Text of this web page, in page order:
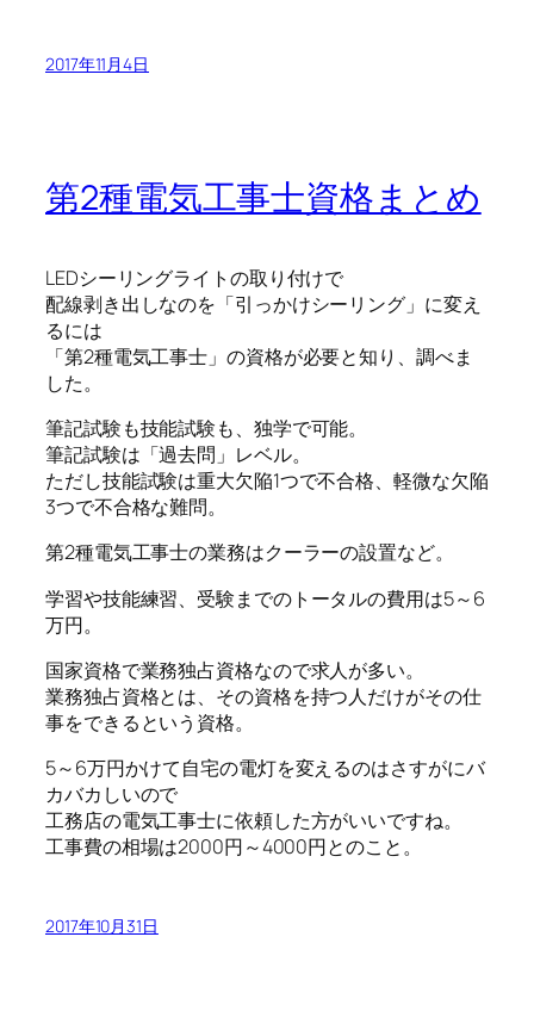
2017年11月4日
第2種電気工事士資格まとめ
LEDシーリングライトの取り付けで
配線剥き出しなのを「引っかけシーリング」に変え
るには
「第2種電気工事士」の資格が必要と知り、調べま
した。
筆記試験も技能試験も、独学で可能。
筆記試験は「過去問」レベル。
ただし技能試験は重大欠陥1つで不合格、軽微な欠陥
3つで不合格な難問。
第2種電気工事士の業務はクーラーの設置など。
学習や技能練習、受験までのトータルの費用は5～6
万円。
国家資格で業務独占資格なので求人が多い。
業務独占資格とは、その資格を持つ人だけがその仕
事をできるという資格。
5～6万円かけて自宅の電灯を変えるのはさすがにバ
カバカしいので
工務店の電気工事士に依頼した方がいいですね。
工事費の相場は2000円～4000円とのこと。
2017年10月31日